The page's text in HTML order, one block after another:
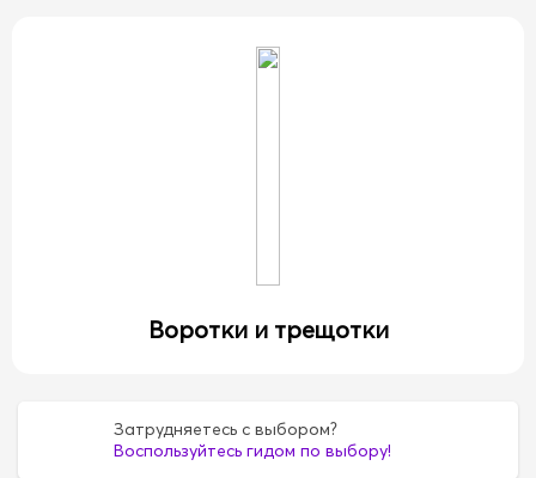
Воротки и трещотки
Затрудняетесь с выбором?
Воспользуйтесь гидом по выбору!